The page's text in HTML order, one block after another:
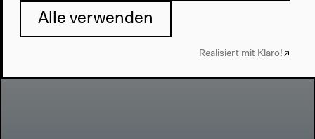
Alle verwenden
Realisiert mit Klaro!